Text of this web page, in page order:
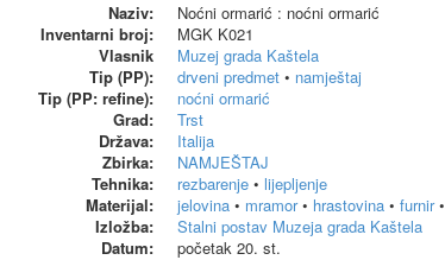
Naziv:
Noćni ormarić : noćni ormarić
Inventarni broj:
MGK K021
Vlasnik
Muzej grada Kaštela
Tip (PP):
drveni predmet • namještaj
Tip (PP: refine):
noćni ormarić
Grad:
Trst
Država:
Italija
Zbirka:
NAMJEŠTAJ
Tehnika:
rezbarenje • lijepljenje
Materijal:
jelovina • mramor• hrastovina • furnir•
Izložba:
Stalni postav Muzeja grada Kaštela
Datum:
početak 20. st.